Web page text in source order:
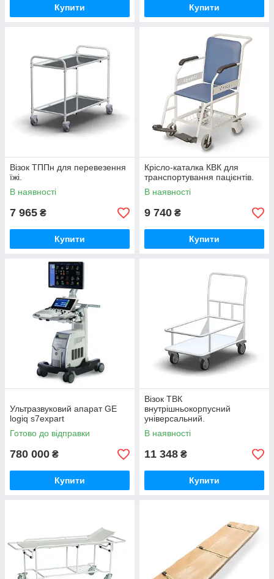
Купити Купити
Візок ТППн для перевезення
їжі.
В наявності
7 965 ₴
Купити
Крісло-каталка КВК для
транспортування пацієнтів.
В наявності
9 740 ₴
Купити
Ультразвуковий апарат GE
logiq s7expart
Готово до відправки
780 000 ₴
Купити
Візок ТВК
внутрішньокорпусний
універсальний.
В наявності
11 348 ₴
Купити